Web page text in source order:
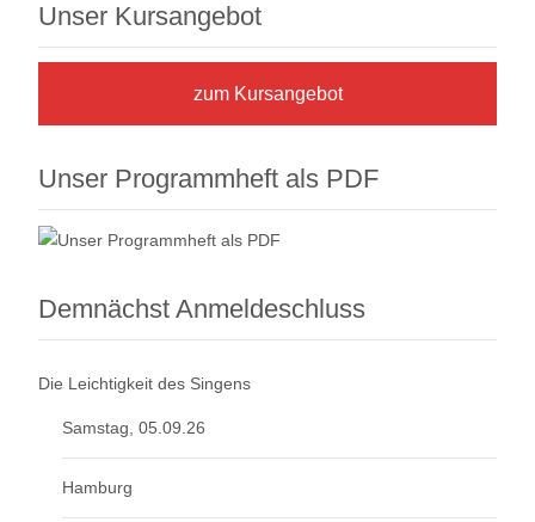
Unser Kursangebot
zum Kursangebot
Unser Programmheft als PDF
Demnächst Anmeldeschluss
Die Leichtigkeit des Singens
Samstag, 05.09.26
Hamburg